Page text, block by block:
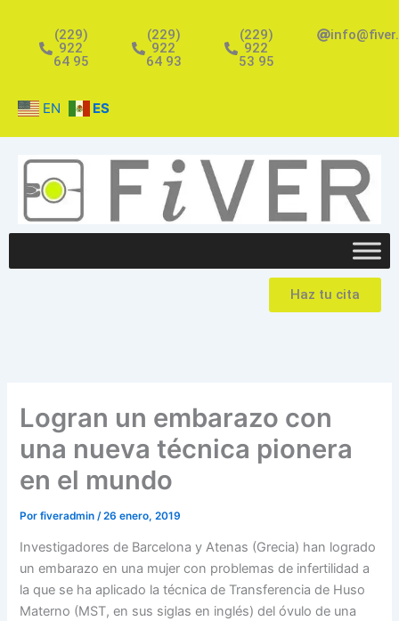
contenido
(229)
922
64 95
(229)
922
64 93
(229)
922
53 95
EN ES
Haz tu cita
Logran un embarazo con
una nueva técnica pionera
en el mundo
Porfiveradmin /26 enero, 2019
Investigadores de Barcelona y Atenas (Grecia) han logrado
un embarazo en una mujer con problemas de infertilidad a
la que se ha aplicado la técnica de Transferencia de Huso
Materno (MST, en sus siglas en inglés) del óvulo de una